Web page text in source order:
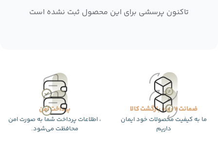
تاکنون پرسشی برای این محصول ثبت نشده است
ضمانت 7 روزه بازگشت کالا
ما به کیفیت محصولات خود ایمان
داریم
پرداخت امن
، اطلاعات پرداخت شما به صورت امن
محافظت می‌شود.